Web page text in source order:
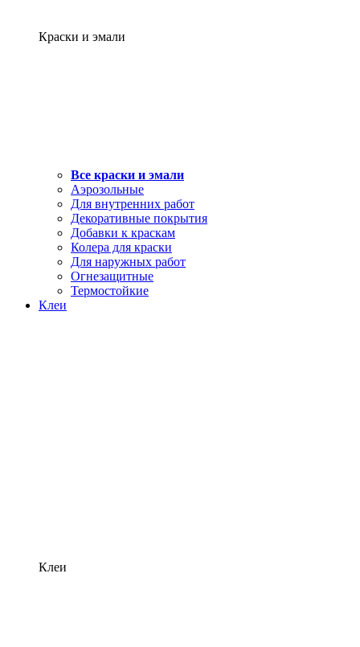
Краски и эмали
Все краски и эмали
Аэрозольные
Для внутренних работ
Декоративные покрытия
Добавки к краскам
Колера для краски
Для наружных работ
Огнезащитные
Термостойкие
Клеи
Клеи